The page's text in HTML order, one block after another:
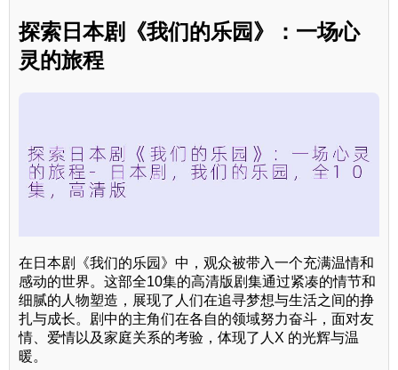
探索日本剧《我们的乐园》：一场心
灵的旅程
在日本剧《我们的乐园》中，观众被带入一个充满温情和
感动的世界。这部全10集的高清版剧集通过紧凑的情节和
细腻的人物塑造，展现了人们在追寻梦想与生活之间的挣
扎与成长。剧中的主角们在各自的领域努力奋斗，面对友
情、爱情以及家庭关系的考验，体现了人X 的光辉与温
暖。